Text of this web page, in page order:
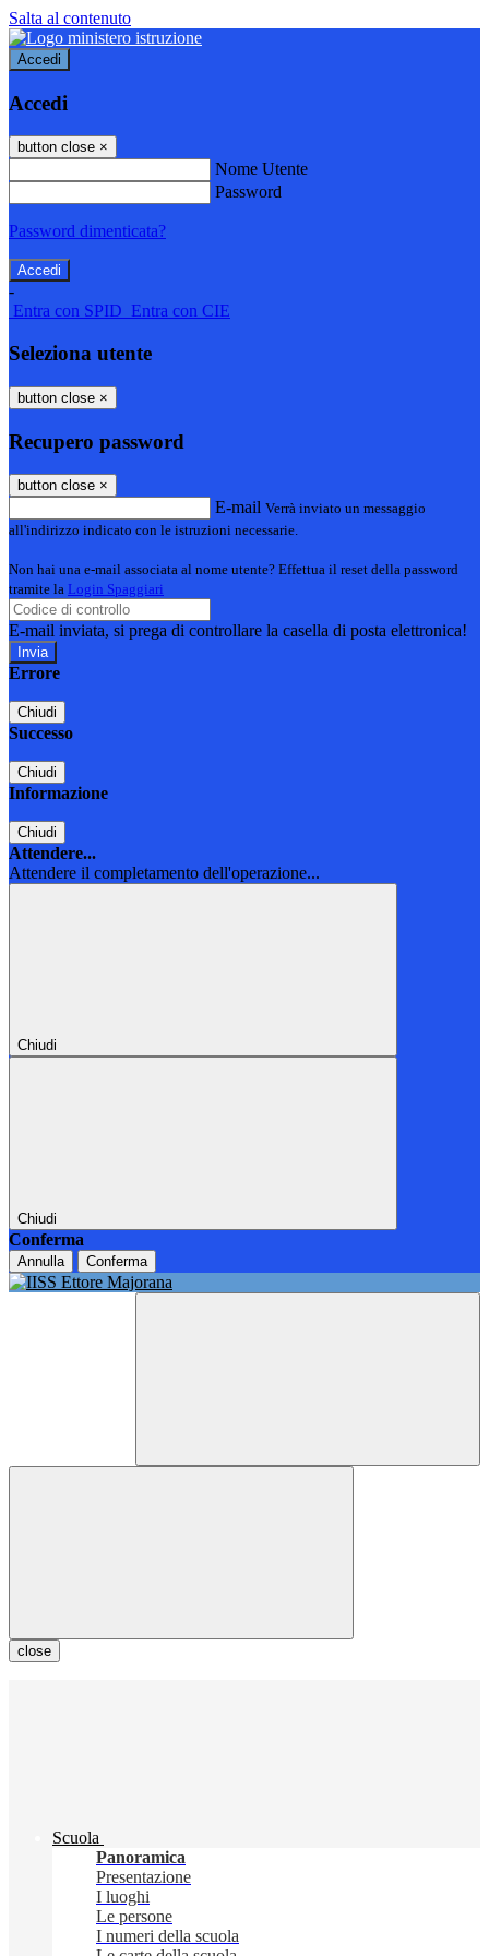
Salta al contenuto
Accedi
Accedi
button close ×
Nome Utente
Password
Password dimenticata?
-
Entra con SPID Entra con CIE
Seleziona utente
button close ×
Recupero password
button close ×
E-mail Verrà inviato un messaggio
all'indirizzo indicato con le istruzioni necessarie.
Non hai una e-mail associata al nome utente? Effettua il reset della password
tramite la Login Spaggiari
E-mail inviata, si prega di controllare la casella di posta elettronica!
Errore
Chiudi
Successo
Chiudi
Informazione
Chiudi
Attendere...
Attendere il completamento dell'operazione...
Chiudi
Chiudi
Conferma
Annulla Conferma
close
Scuola
Panoramica
Presentazione
I luoghi
Le persone
I numeri della scuola